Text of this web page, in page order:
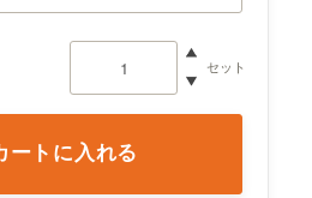
セット
ートに入れる